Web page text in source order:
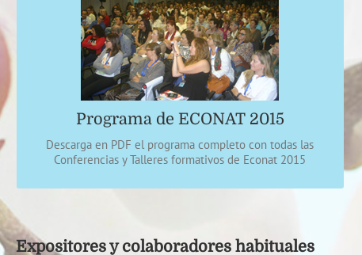
Programa de ECONAT 2015
Descarga en PDF el programa completo con todas las
Conferencias y Talleres formativos de Econat 2015
Ponencias actuales y prácticas
Información continua a través de las redes sociales y la
web sobre las ponencias, horarios, salas, consultas
gratuitas, masajes, firmas de libros, etc.
PROGRAMA
Expositores y colaboradores habituales